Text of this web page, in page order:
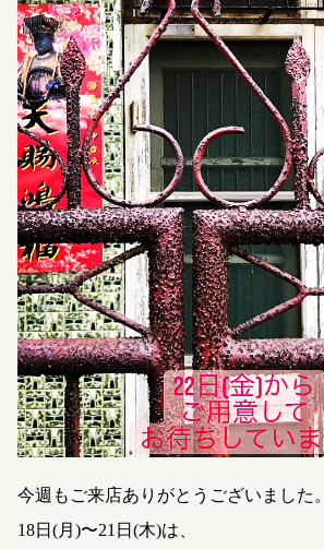
今週もご来店ありがとうございました。
18日(月)〜21日(木)は、